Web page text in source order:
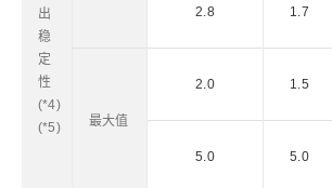
出
稳
定
性
(*4)
(*5)
2.8 1.7
最大值
2.0 1.5
5.0 5.0